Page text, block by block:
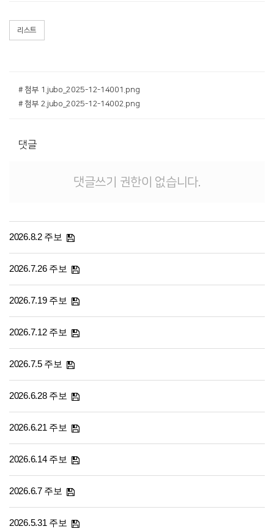
리스트
# 첨부 1.jubo_2025-12-14001.png
# 첨부 2.jubo_2025-12-14002.png
댓글
댓글쓰기 권한이 없습니다.
2026.8.2 주보
2026.7.26 주보
2026.7.19 주보
2026.7.12 주보
2026.7.5 주보
2026.6.28 주보
2026.6.21 주보
2026.6.14 주보
2026.6.7 주보
2026.5.31 주보